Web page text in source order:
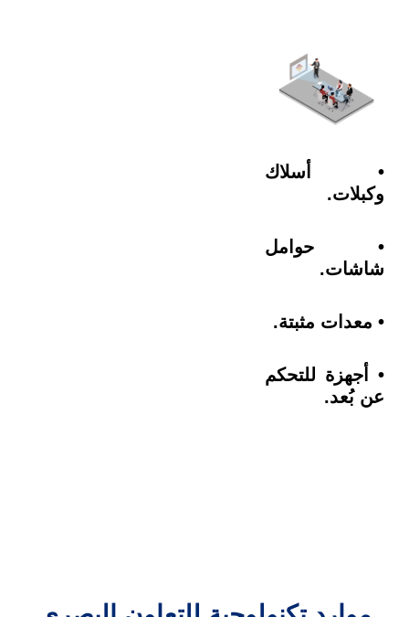
• أسلاك
وكبلات.
• حوامل
شاشات.
• معدات مثبتة.
• أجهزة للتحكم
عن بُعد.